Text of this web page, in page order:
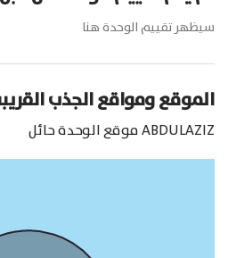
سيظهر تقييم الوحدة هنا
الموقع ومواقع الجذب
ABDULAZIZموقع الوحدةحائل